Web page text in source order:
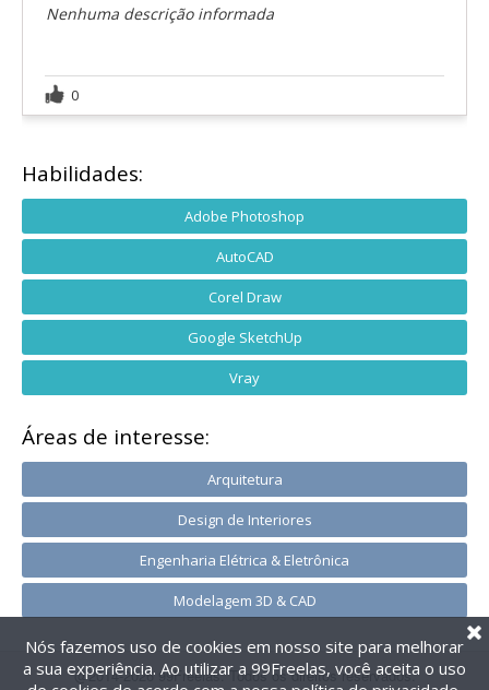
Nenhuma descrição informada
0
Habilidades:
Adobe Photoshop
AutoCAD
Corel Draw
Google SketchUp
Vray
Áreas de interesse:
Arquitetura
Design de Interiores
Engenharia Elétrica & Eletrônica
Modelagem 3D & CAD
@2014-2026 99Freelas. Todos os direitos reservados.
Nós fazemos uso de cookies em nosso site para melhorar
a sua experiência. Ao utilizar a 99Freelas, você aceita o uso